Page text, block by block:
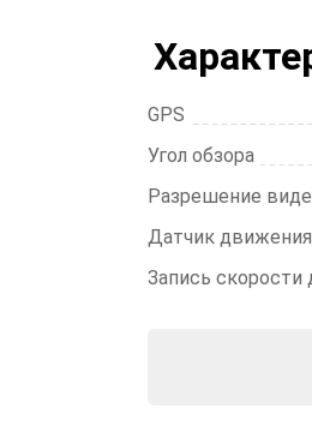
GPS
Угол обзора
Разрешение
Датчик движения
Запись скорости